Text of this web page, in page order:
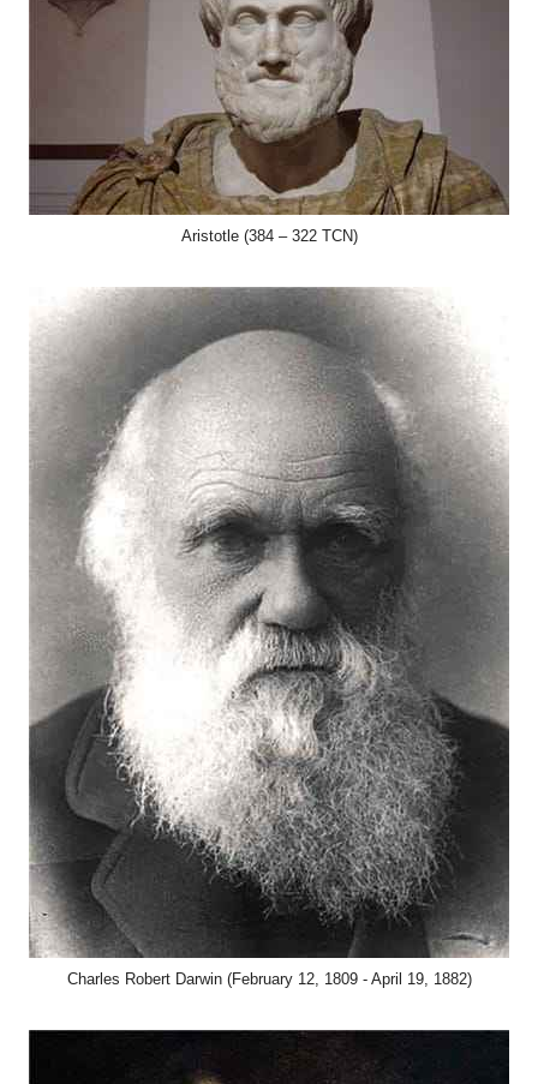
Aristotle (384 – 322 TCN)
Charles Robert Darwin (February 12, 1809 - April 19, 1882)